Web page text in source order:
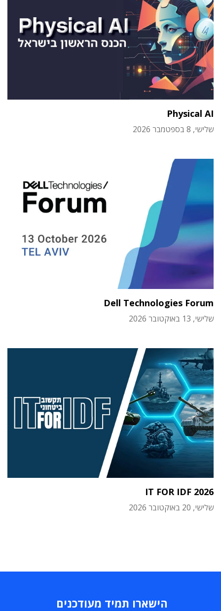
Physical AI
שלישי, 8 בספטמבר 2026
Dell Technologies Forum
שלישי, 13 באוקטובר 2026
IT FOR IDF 2026
שלישי, 20 באוקטובר 2026
הישארו תמיד מעודכנים